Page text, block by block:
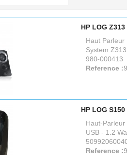
HP LOG Z313
Haut
System
980-000413
Reference :
HP LOG
Haut-
USB - 1.2
Reference :